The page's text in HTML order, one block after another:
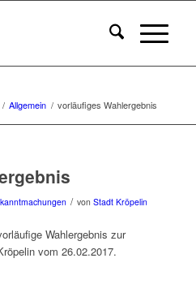
/ Allgemein / vorläufiges Wahlergebnis
/ von Stadt Kröpelin
Wahlergebnis zur
vom 26.02.2017.